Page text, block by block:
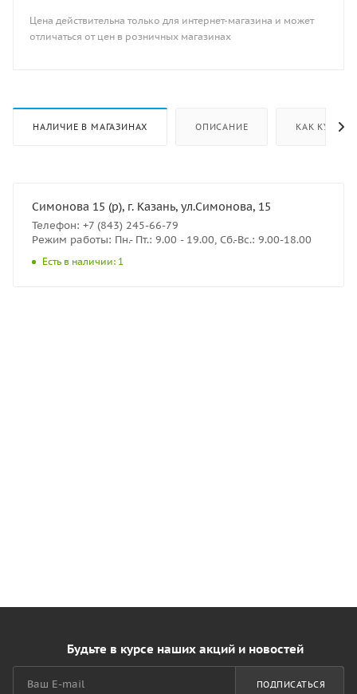
Цена действительна только для интернет-магазина и может
отличаться от цен в розничных магазинах
НАЛИЧИЕ В МАГАЗИНАХ ОПИСАНИЕ КАК КУПИТЬ
Симонова 15 (р), г. Казань, ул.Симонова, 15
Телефон: +7 (843) 245-66-79
Режим работы: Пн.- Пт.: 9.00 - 19.00, Сб.-Вс.: 9.00-18.00
Есть в наличии: 1
Будьте в курсе наших акций и новостей
ПОДПИСАТЬСЯ